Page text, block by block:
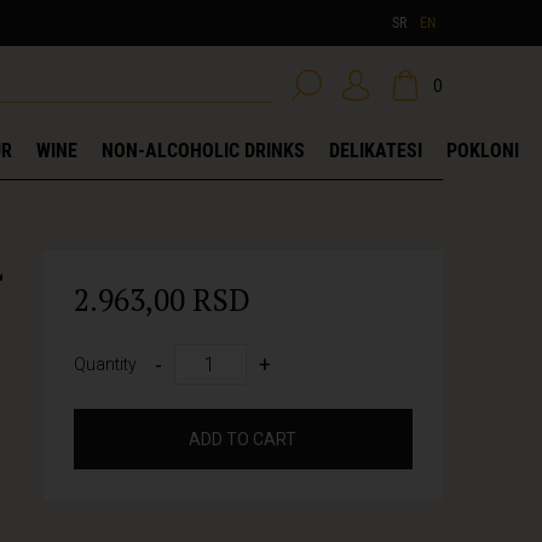
SR EN
0
WINE NON-ALCOHOLIC DRINKS DELIKATESI POKLONI
2.963,00 RSD
Quantity - +
ADD TO CART